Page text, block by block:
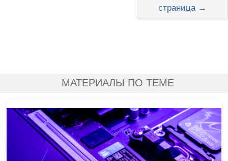
страница →
МАТЕРИАЛЫ ПО ТЕМЕ